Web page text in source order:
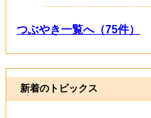
つぶやき一覧へ（75件）
新着のトピックス